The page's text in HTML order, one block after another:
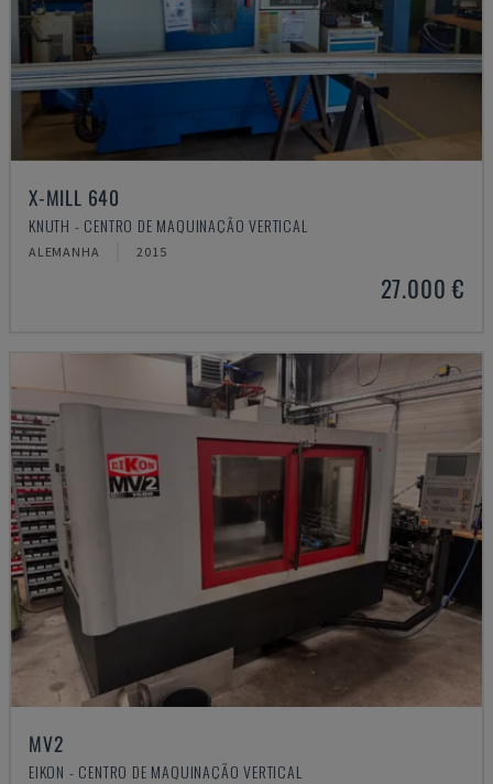
X-MILL 640
KNUTH - CENTRO DE MAQUINAÇÃO VERTICAL
ALEMANHA 2015
27.000 €
MV2
EIKON - CENTRO DE MAQUINAÇÃO VERTICAL